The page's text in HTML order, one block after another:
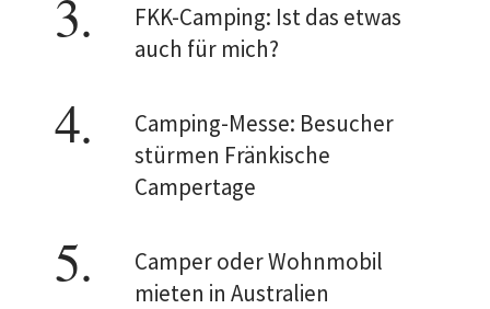
FKK-Camping: Ist das etwas
auch für mich?
Camping-Messe: Besucher
stürmen Fränkische
Campertage
Camper oder Wohnmobil
mieten in Australien